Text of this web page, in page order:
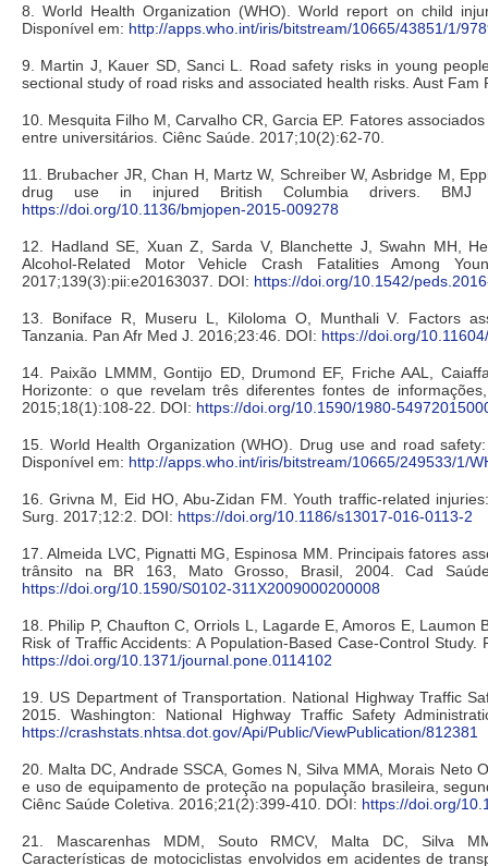
8. World Health Organization (WHO). World report on child
Disponível em: http://apps.who.int/iris/bitstream/10665/43851/1/
9. Martin J, Kauer SD, Sanci L. Road safety risks in young
sectional study of road risks and associated health risks. Aust Fam
10. Mesquita Filho M, Carvalho CR, Garcia EP. Fatores
entre universitários. Ciênc Saúde. 2017;10(2):62-70.
11. Brubacher JR, Chan H, Martz W, Schreiber W, Asbridge M,
drug use in injured British Columbia drivers. BMJ
https://doi.org/10.1136/bmjopen-2015-009278
12. Hadland SE, Xuan Z, Sarda V, Blanchette J, Swahn MH,
Alcohol-Related Motor Vehicle Crash Fatalities Among
2017;139(3):pii:e20163037. DOI: https://doi.org/10.1542/
13. Boniface R, Museru L, Kiloloma O, Munthali V. Factors
Tanzania. Pan Afr Med J. 2016;23:46. DOI: https://doi.org/
14. Paixão LMMM, Gontijo ED, Drumond EF, Friche AAL,
Horizonte: o que revelam três diferentes fontes de
2015;18(1):108-22. DOI: https://doi.org/10.1590/1980-
15. World Health Organization (WHO). Drug use and road
Disponível em: http://apps.who.int/iris/bitstream/10665/249533/1/
16. Grivna M, Eid HO, Abu-Zidan FM. Youth traffic-related
Surg. 2017;12:2. DOI: https://doi.org/10.1186/s13017-016-0113-2
17. Almeida LVC, Pignatti MG, Espinosa MM. Principais fatores
trânsito na BR 163, Mato Grosso, Brasil, 2004. Cad
https://doi.org/10.1590/S0102-311X2009000200008
18. Philip P, Chaufton C, Orriols L, Lagarde E, Amoros E, Laumon
Risk of Traffic Accidents: A Population-Based Case-Control
https://doi.org/10.1371/journal.pone.0114102
19. US Department of Transportation. National Highway Traffic
2015. Washington: National Highway Traffic Safety
https://crashstats.nhtsa.dot.gov/Api/Public/ViewPublication/812381
20. Malta DC, Andrade SSCA, Gomes N, Silva MMA, Morais Neto
e uso de equipamento de proteção na população brasileira,
Ciênc Saúde Coletiva. 2016;21(2):399-410. DOI: https://doi.org/
21. Mascarenhas MDM, Souto RMCV, Malta DC, Silva
Características de motociclistas envolvidos em acidentes de